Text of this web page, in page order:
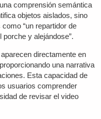
comprensión semántica
objetos aislados, sino
“un repartidor de
y alejándose”.
directamente en
una narrativa
Esta capacidad de
usuarios comprender
de revisar el video